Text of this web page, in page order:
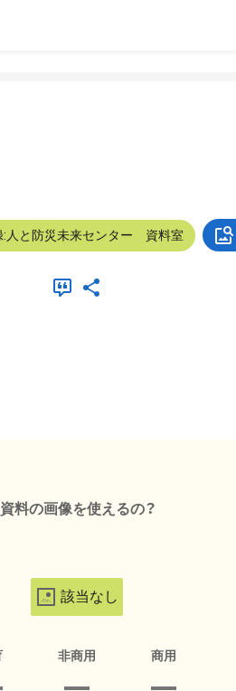
:人と防災未来センター 資料室
料の画像を使えるの？
該当なし
非商用 商用